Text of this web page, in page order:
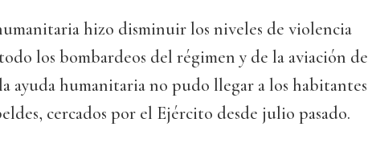
hizo disminuir los niveles de violencia
los bombardeos del régimen y de la aviación de
ayuda humanitaria no pudo llegar a los habitantes
cercados por el Ejército desde julio pasado.